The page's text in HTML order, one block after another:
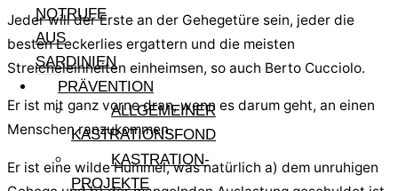
NOTRUFE
AUS
SARDINIEN
PRÄVENTION
ALLGEMEINER
KASTRATIONSFOND
KASTRATION-
PROJEKTE
Jeder will der Erste an der Gehegetüre sein, jeder die
besten Leckerlies ergattern und die meisten
Streicheleinheiten einheimsen, so auch Berto Cucciolo.
Er ist mit ganz vorne dran, wenn es darum geht, an einen
Menschen ranzukommen.
Er ist eine wilde Hummel, was natürlich a) dem unruhigen